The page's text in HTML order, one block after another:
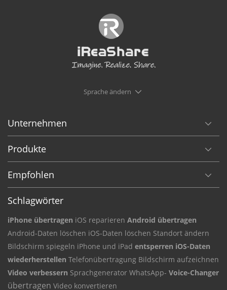
Sprache ändern
Unternehmen
Produkte
Empfohlen
Schlagwörter
iPhone übertragen iOS reparieren Android übertragen
Android-Daten löschen iOS-Daten löschen Standort ändern
Bildschirm spiegeln iPhone und iPad entsperren iOS-Daten
wiederherstellen Telefonübertragung Bildschirm aufzeichnen
Video verbessern Sprachgenerator WhatsApp- Voice-Changer
übertragen Video konvertieren